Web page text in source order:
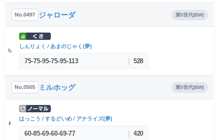
No.0497 ジャローダ 第5世代(BW)
しんりょく / あまのじゃく(夢)
75-75-95-75-95-113 528
No.0505 ミルホッグ 第5世代(BW)
はっこう / するどいめ / アナライズ(夢)
60-85-69-60-69-77 420